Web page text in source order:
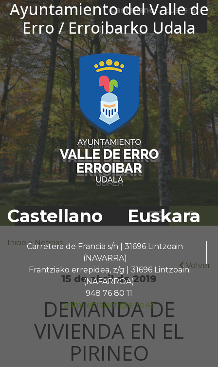
Ayuntamiento del Valle de
Erro / Erroibarko Udala
Castellano Euskara
Carretera de Francia s/n | 31696 Lintzoain
(NAVARRA)
Frantziako errepidea, z/g | 31696 Lintzoain
(NAFARROA)
948 76 80 11
administracion@erro.es
Ir al contenido
Castellano
Euskara
El tiempo - Tutiempo.net
Buscar:
Inicio > Noticias
Volver
15 de abril de 2019
DEMANDA DE
VIVIENDA EN EL
PIRINEO